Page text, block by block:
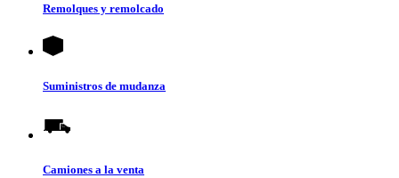
Remolques y remolcado
Suministros de mudanza
Camiones a la venta